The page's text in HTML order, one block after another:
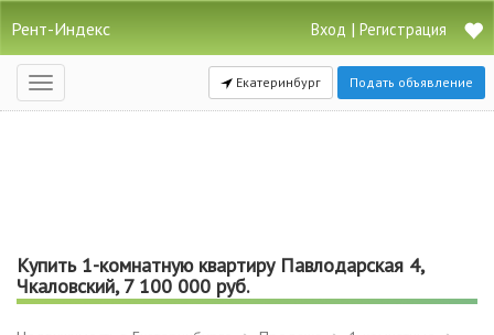
Рент-Индекс Вход | Регистрация
Открыть
навигацию
Екатеринбург Подать объявление
Купить 1-комнатную квартиру Павлодарская 4,
Чкаловский, 7 100 000 руб.